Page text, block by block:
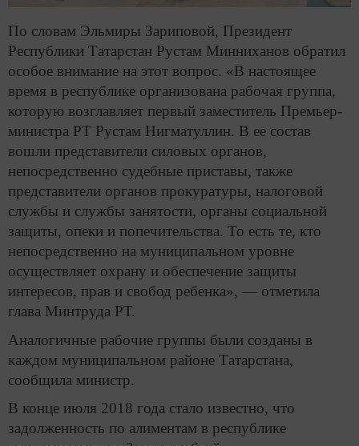
По словам Эльмиры Зариповой, Президент
Республики Татарстан Рустам Минниханов обратил
особое внимание на этот вопрос. «В настоящее
время в республике организована рабочая группа,
которую возглавляет первый заместитель Премьер-
министра РТ Рустам Нигматуллин. В ее состав
вошли представители силовых органов,
непосредственно судебные приставы, также
представители органов прокуратуры, налоговой
службы и службы занятости, органы социальной
защиты, опеки и попечительства. То есть те, кто
непосредственно на муниципальном уровне
осуществляет охрану и обеспечение защиты
интересов, прав и свобод ребенка», — отметила
глава Минтруда РТ.
Аналогичные рабочие группы были созданы в
каждом муниципальном районе Татарстана,
сообщила министр.
В конце июля 2018 года стало известно, что
задолженность по алиментам в республике